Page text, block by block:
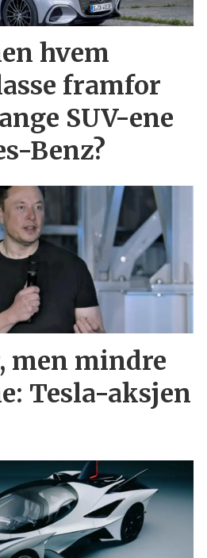
hvem
framfor
SUV-ene
Benz?
men mindre
Tesla-aksjen